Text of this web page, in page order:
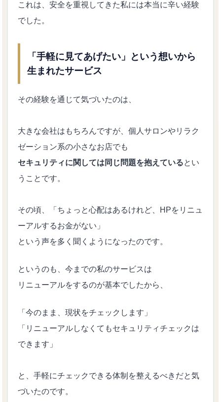
これは、安全を重視してきた私には本当に辛い経験
でした。
「手軽に見てあげたい」という想いから
生まれたサービス
その経験を通じて気づいたのは、
大きな会社はもちろんですが、個人サロンやリラク
ゼーション系の小さなお店でも
セキュリティに関しては同じ問題を抱えているとい
うことです。
その頃、「ちょっと心配はあるけれど、HPをリニュ
ーアルするお金がない」
という声を多く聞くようになったのです。
というのも、今までの私のサービスは
リニューアルをするのが基本でしたから、
「今のまま、現状をチェックします」
「リニューアルしなくてもセキュリティチェックは
できます」
と、手軽にチェックできる体制を整えるべきだと気
づいたのです。